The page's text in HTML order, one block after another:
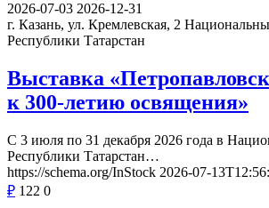
2026-07-03 2026-12-31
г. Казань, ул. Кремлевская, 2
Республики Татарстан
Выставка
к 300-летию освящения»
С 3 июля по 31 декабря 2026 года в
Республики Татарстан…
https://schema.org/InStock 2026-07-
₽ 122 0